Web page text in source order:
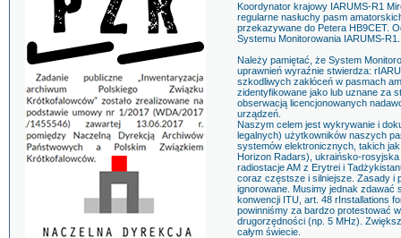
Koordynator krajowy IARUMS-R1
regularne nasłuchy pasm
przekazywane do Petera HB9CET.
Systemu Monitorowania IARUMS-R1.
Należy pamiętać, że System
uprawnień wyraźnie stwierdza:
szkodliwych zakłóceń w pasmach
zidentyfikowane jako lub uznane za
obserwacją licencjonowanych
urządzeń.
Naszym celem jest wykrywanie i
legalnych) użytkowników naszych
systemów elektronicznych, takich
Horizon Radars), ukraińsko-
radiostacje AM z Erytrei i
coraz częstsze i silniejsze. Zasady i
ignorowane. Musimy jednak zdawać
konwencji ITU, art. 48 rInstallations
powinniśmy za bardzo protestować
drugorzędności (np. 5 MHz).
całym świecie.